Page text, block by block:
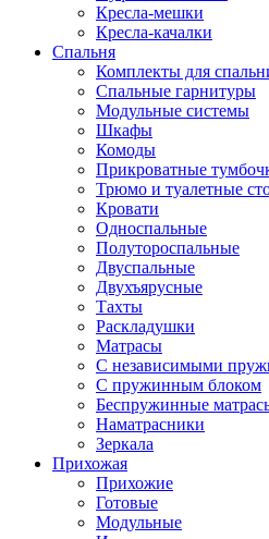
Кресла-мешки
Кресла-качалки
Спальня
Комплекты для
Спальные гарнитуры
Модульные системы
Шкафы
Комоды
Прикроватные
Трюмо и туалетные
Кровати
Односпальные
Полутороспальные
Двуспальные
Двухъярусные
Тахты
Раскладушки
Матрасы
С независимыми
С пружинным блоком
Беспружинные
Наматрасники
Зеркала
Прихожая
Прихожие
Готовые
Модульные